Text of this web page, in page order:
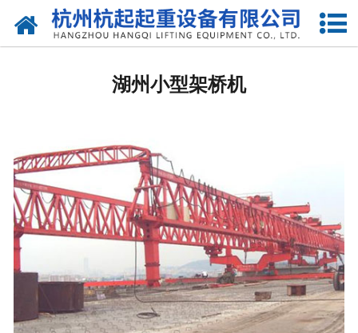
网站首页
湖州悬臂吊
湖州液压升降货梯
湖州起重机配件
湖州提梁机
湖州小型架桥机